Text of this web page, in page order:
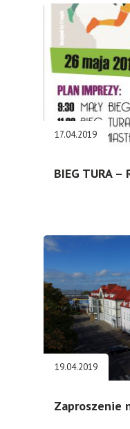
17.04.2019
BIEG TURA –
19.04.2019
Zaproszenie